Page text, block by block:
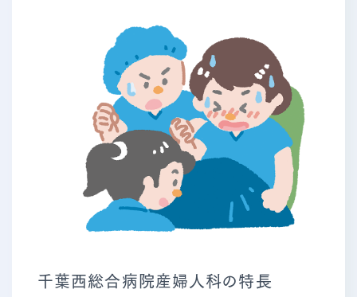
千葉西総合病院産婦人科の特長